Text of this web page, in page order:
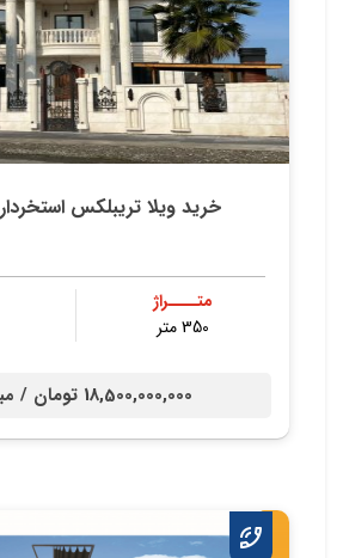
خرید ویلا تریبلکس
متــــراژ
350 متر
18,500,000,000 تومان /